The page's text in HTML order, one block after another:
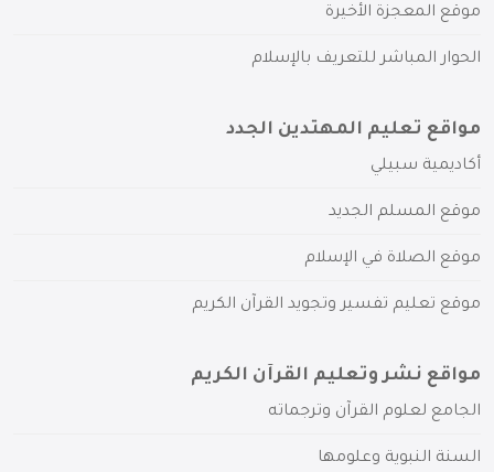
موقع المعجزة الأخيرة
الحوار المباشر للتعريف بالإسلام
مواقع تعليم المهتدين الجدد
أكاديمية سبيلي
موقع المسلم الجديد
موقع الصلاة في الإسلام
موقع تعليم تفسير وتجويد القرآن الكريم
مواقع نشر وتعليم القرآن الكريم
الجامع لعلوم القرآن وترجماته
السنة النبوية وعلومها